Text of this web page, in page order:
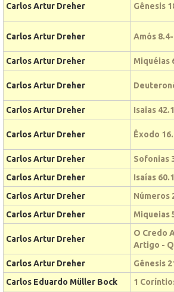
Carlos Artur Dreher Gênesis
Carlos Artur Dreher Amós
Carlos Artur Dreher Miquéias
Carlos Artur Dreher
Carlos Artur Dreher Isaias
Carlos Artur Dreher Êxodo
Carlos Artur Dreher
Sofonias
Carlos Artur Dreher
Isaías
Carlos Artur Dreher
Números
Carlos Artur Dreher
Miqueias
Carlos Artur Dreher
O Credo
Artigo -
Carlos Artur Dreher
Gênesis
Carlos Eduardo Müller Bock
1